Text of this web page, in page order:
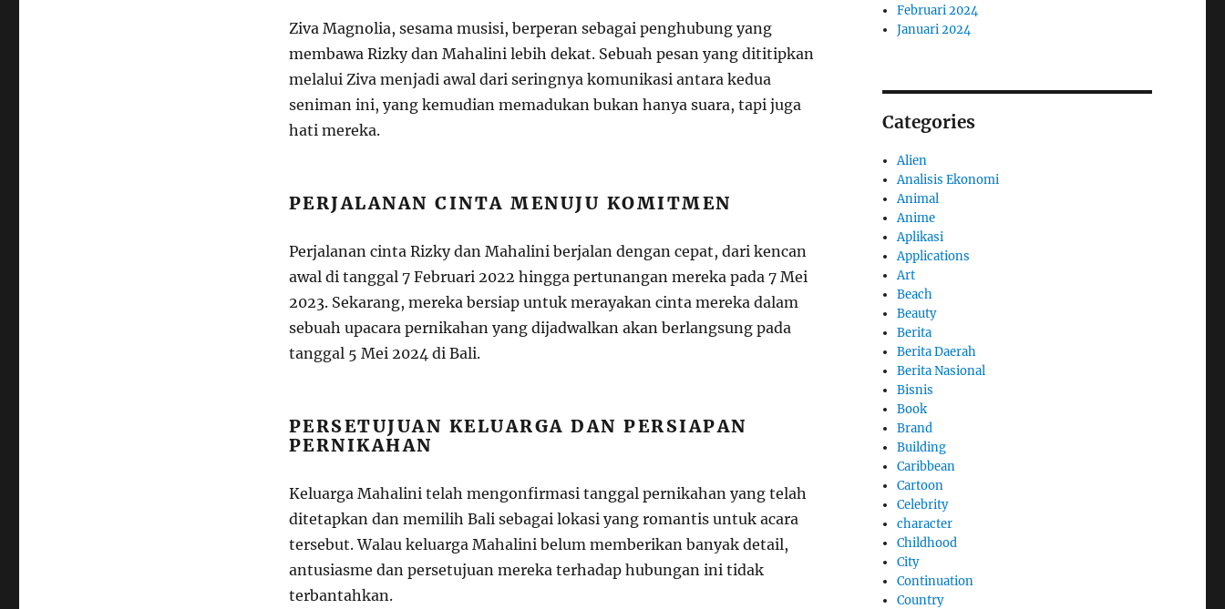
Ziva Magnolia, sesama musisi, berperan sebagai penghubung yang
membawa Rizky dan Mahalini lebih dekat. Sebuah pesan yang dititipkan
melalui Ziva menjadi awal dari seringnya komunikasi antara kedua
seniman ini, yang kemudian memadukan bukan hanya suara, tapi juga
hati mereka.
PERJALANAN CINTA MENUJU KOMITMEN
Perjalanan cinta Rizky dan Mahalini berjalan dengan cepat, dari kencan
awal di tanggal 7 Februari 2022 hingga pertunangan mereka pada 7 Mei
2023. Sekarang, mereka bersiap untuk merayakan cinta mereka dalam
sebuah upacara pernikahan yang dijadwalkan akan berlangsung pada
tanggal 5 Mei 2024 di Bali.
PERSETUJUAN KELUARGA DAN PERSIAPAN
PERNIKAHAN
Keluarga Mahalini telah mengonfirmasi tanggal pernikahan yang telah
ditetapkan dan memilih Bali sebagai lokasi yang romantis untuk acara
tersebut. Walau keluarga Mahalini belum memberikan banyak detail,
antusiasme dan persetujuan mereka terhadap hubungan ini tidak
terbantahkan.
Februari 2024
Januari 2024
Categories
Alien
Analisis Ekonomi
Animal
Anime
Aplikasi
Applications
Art
Beach
Beauty
Berita
Berita Daerah
Berita Nasional
Bisnis
Book
Brand
Building
Caribbean
Cartoon
Celebrity
character
Childhood
City
Continuation
Country